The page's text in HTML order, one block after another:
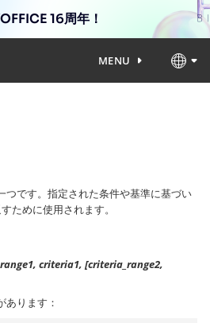
16周年！
MENU
つです。指定された条件や基準に基づい
ために使用されます。
criteria1, [criteria_range2,
あります：